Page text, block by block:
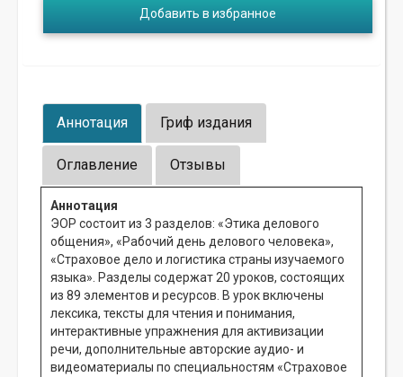
Добавить в избранное
Аннотация Гриф издания
Оглавление Отзывы
Аннотация
ЭОР состоит из 3 разделов: «Этика делового
общения», «Рабочий день делового человека»,
«Страховое дело и логистика страны изучаемого
языка». Разделы содержат 20 уроков, состоящих
из 89 элементов и ресурсов. В урок включены
лексика, тексты для чтения и понимания,
интерактивные упражнения для активизации
речи, дополнительные авторские аудио- и
видеоматериалы по специальностям «Страховое